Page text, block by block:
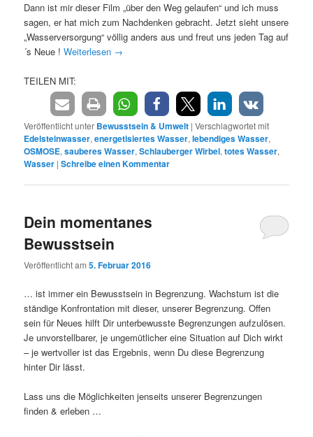
Dann ist mir dieser Film „über den Weg gelaufen“ und ich muss
sagen, er hat mich zum Nachdenken gebracht. Jetzt sieht unsere
„Wasserversorgung“ völlig anders aus und freut uns jeden Tag auf
´s Neue !Weiterlesen →
TEILEN MIT:
Veröffentlicht unter Bewusstsein & Umwelt |Verschlagwortet mit
Edelsteinwasser,energetisiertes Wasser,lebendiges Wasser,
OSMOSE,sauberes Wasser,Schlauberger Wirbel,totes Wasser,
Wasser |Schreibe einen Kommentar
Dein momentanes
Bewusstsein
Veröffentlicht am5. Februar 2016
… ist immer ein Bewusstsein in Begrenzung. Wachstum ist die
ständige Konfrontation mit dieser, unserer Begrenzung. Offen
sein für Neues hilft Dir unterbewusste Begrenzungen aufzulösen.
Je unvorstellbarer, je ungemütlicher eine Situation auf Dich wirkt
– je wertvoller ist das Ergebnis, wenn Du diese Begrenzung
hinter Dir lässt.
Lass uns die Möglichkeiten jenseits unserer Begrenzungen
finden & erleben …